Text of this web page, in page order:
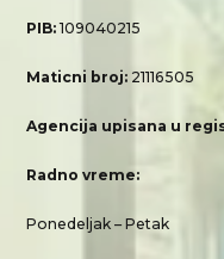
PIB:109040215
Maticni broj: 21116505
Agencija upisana u
Radno vreme:
Ponedeljak – Petak